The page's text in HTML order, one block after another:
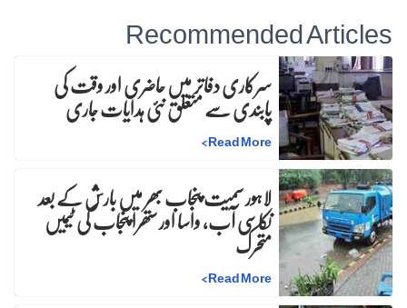
Recommended Articles
سرکاری دفاتر میں حاضری اور وقت کی
پابندی سے متعلق نئی ہدایات جاری
Read More
>
لاہور سمیت پنجاب بھر میں بارش کے بعد
نکاسی آب، واسا اور ستھرا پنجاب کی ٹیمیں
متحرک
Read More
>